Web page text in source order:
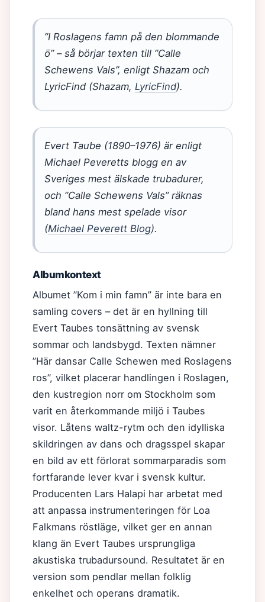
”I Roslagens famn på den blommande
ö” – så börjar texten till ”Calle
Schewens Vals”, enligt Shazam och
LyricFind (Shazam, LyricFind).
Evert Taube (1890–1976) är enligt
Michael Peveretts blogg en av
Sveriges mest älskade trubadurer,
och ”Calle Schewens Vals” räknas
bland hans mest spelade visor
(Michael Peverett Blog).
Albumkontext
Albumet ”Kom i min famn” är inte bara en
samling covers – det är en hyllning till
Evert Taubes tonsättning av svensk
sommar och landsbygd. Texten nämner
”Här dansar Calle Schewen med Roslagens
ros”, vilket placerar handlingen i Roslagen,
den kustregion norr om Stockholm som
varit en återkommande miljö i Taubes
visor. Låtens waltz-rytm och den idylliska
skildringen av dans och dragsspel skapar
en bild av ett förlorat sommarparadis som
fortfarande lever kvar i svensk kultur.
Producenten Lars Halapi har arbetat med
att anpassa instrumenteringen för Loa
Falkmans röstläge, vilket ger en annan
klang än Evert Taubes ursprungliga
akustiska trubadursound. Resultatet är en
version som pendlar mellan folklig
enkelhet och operans dramatik.